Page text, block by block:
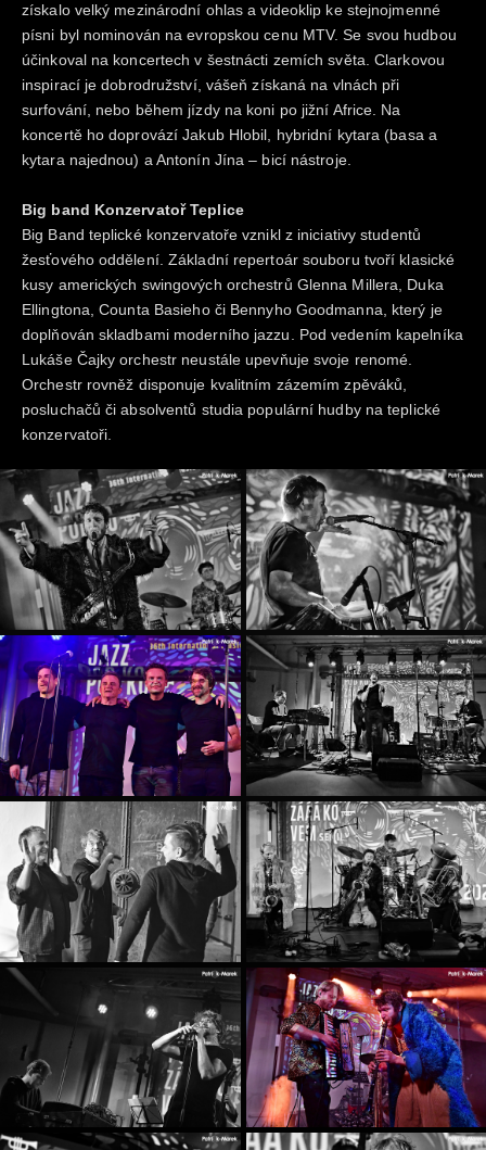
získalo velký mezinárodní ohlas a videoklip ke stejnojmenné
písni byl nominován na evropskou cenu MTV. Se svou hudbou
účinkoval na koncertech v šestnácti zemích světa. Clarkovou
inspirací je dobrodružství, vášeň získaná na vlnách při
surfování, nebo během jízdy na koni po jižní Africe. Na
koncertě ho doprovází Jakub Hlobil, hybridní kytara (basa a
kytara najednou) a Antonín Jína – bicí nástroje.
Big band Konzervatoř Teplice
Big Band teplické konzervatoře vznikl z iniciativy studentů
žesťového oddělení. Základní repertoár souboru tvoří klasické
kusy amerických swingových orchestrů Glenna Millera, Duka
Ellingtona, Counta Basieho či Bennyho Goodmanna, který je
doplňován skladbami moderního jazzu. Pod vedením kapelníka
Lukáše Čajky orchestr neustále upevňuje svoje renomé.
Orchestr rovněž disponuje kvalitním zázemím zpěváků,
posluchačů či absolventů studia populární hudby na teplické
konzervatoři.